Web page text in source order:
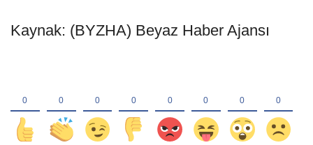
Kaynak: (BYZHA) Beyaz Haber Ajansı